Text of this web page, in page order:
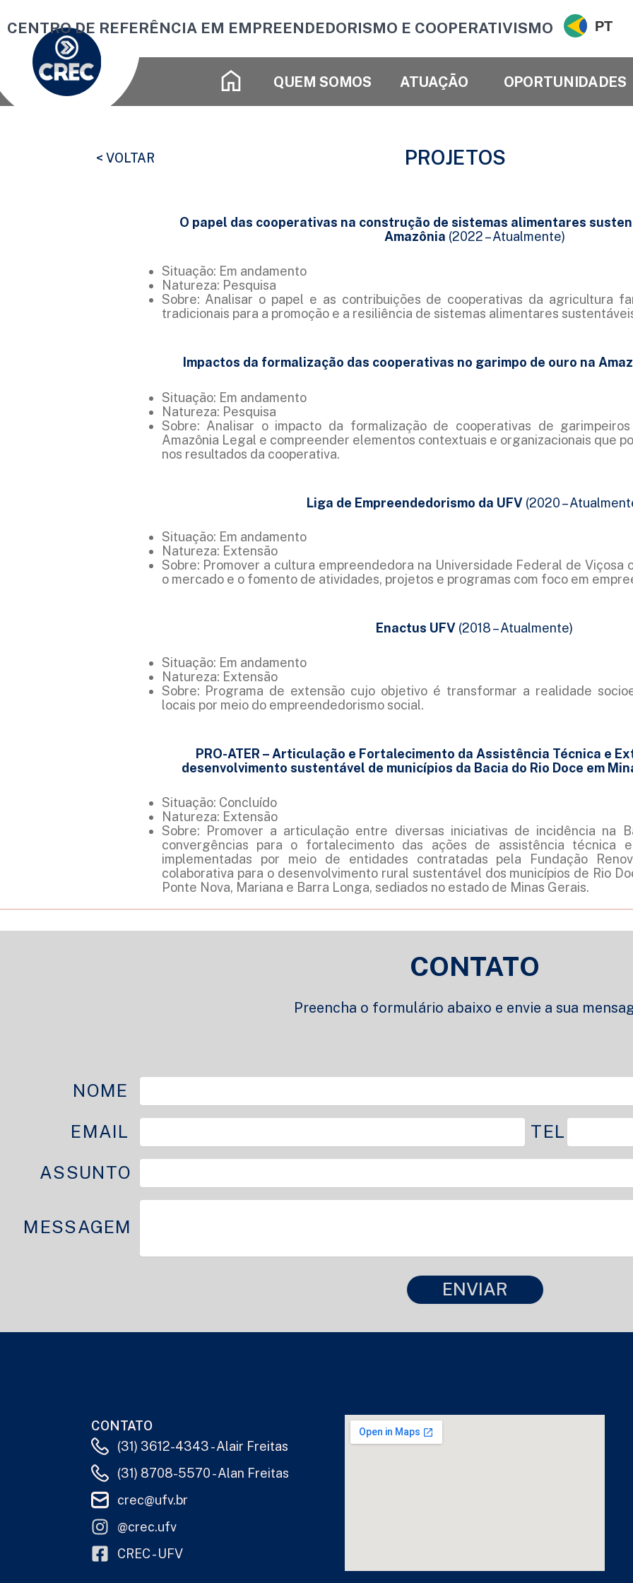
para
conteúdo
CENTRO DE REFERÊNCIA EM EMPREENDEDORISMO E COOPERATIVISMO PT
QUEM SOMOS ATUAÇÃO OPORTUNIDADES
< VOLTAR PROJETOS
O papel das cooperativas na construção de sistemas alimentares
Amazônia (2022 – Atualmente)
Situação: Em andamento
Natureza: Pesquisa
Sobre: Analisar o papel e as contribuições de cooperativas da agricultura
tradicionais para a promoção e a resiliência de sistemas alimentares
Impactos da formalização das cooperativas no garimpo de ouro na
Situação: Em andamento
Natureza: Pesquisa
Sobre: Analisar o impacto da formalização de cooperativas de
Amazônia Legal e compreender elementos contextuais e organizacionais que
nos resultados da cooperativa.
Liga de Empreendedorismo da UFV (2020 –
Situação: Em andamento
Natureza: Extensão
Sobre: Promover a cultura empreendedora na Universidade Federal de Viçosa
o mercado e o fomento de atividades, projetos e programas com foco em
Enactus UFV (2018 – Atualmente)
Situação: Em andamento
Natureza: Extensão
Sobre: Programa de extensão cujo objetivo é transformar a realidade
locais por meio do empreendedorismo social.
PRO-ATER – Articulação e Fortalecimento da Assistência Técnica e
desenvolvimento sustentável de municípios da Bacia do Rio Doce em
Situação: Concluído
Natureza: Extensão
Sobre: Promover a articulação entre diversas iniciativas de incidência na
convergências para o fortalecimento das ações de assistência técnica
implementadas por meio de entidades contratadas pela Fundação
colaborativa para o desenvolvimento rural sustentável dos municípios de Rio
Ponte Nova, Mariana e Barra Longa, sediados no estado de Minas Gerais.
CONTATO
Preencha o formulário abaixo e envie a sua
NOME
EMAIL
TEL
ASSUNTO
MESSAGEM
ENVIAR
CONTATO
(31) 3612-4343 - Alair Freitas
(31) 8708-5570 - Alan Freitas
crec@ufv.br
@crec.ufv
CREC - UFV